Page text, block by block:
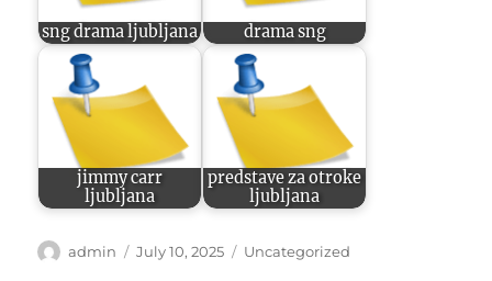
sng drama ljubljana drama sng
jimmy carr
ljubljana
predstave za otroke
ljubljana
Author
admin
Posted
July 10, 2025 Categories
Uncategorized